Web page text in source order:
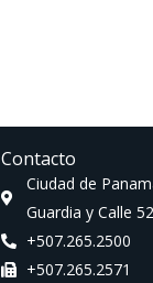
Contacto
Ciudad de
Guardia y Calle
+507.265.2500
+507.265.2571